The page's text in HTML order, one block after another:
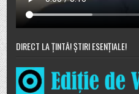
DIRECT LA ȚINTĂ! ȘTIRI ESENȚIALE!